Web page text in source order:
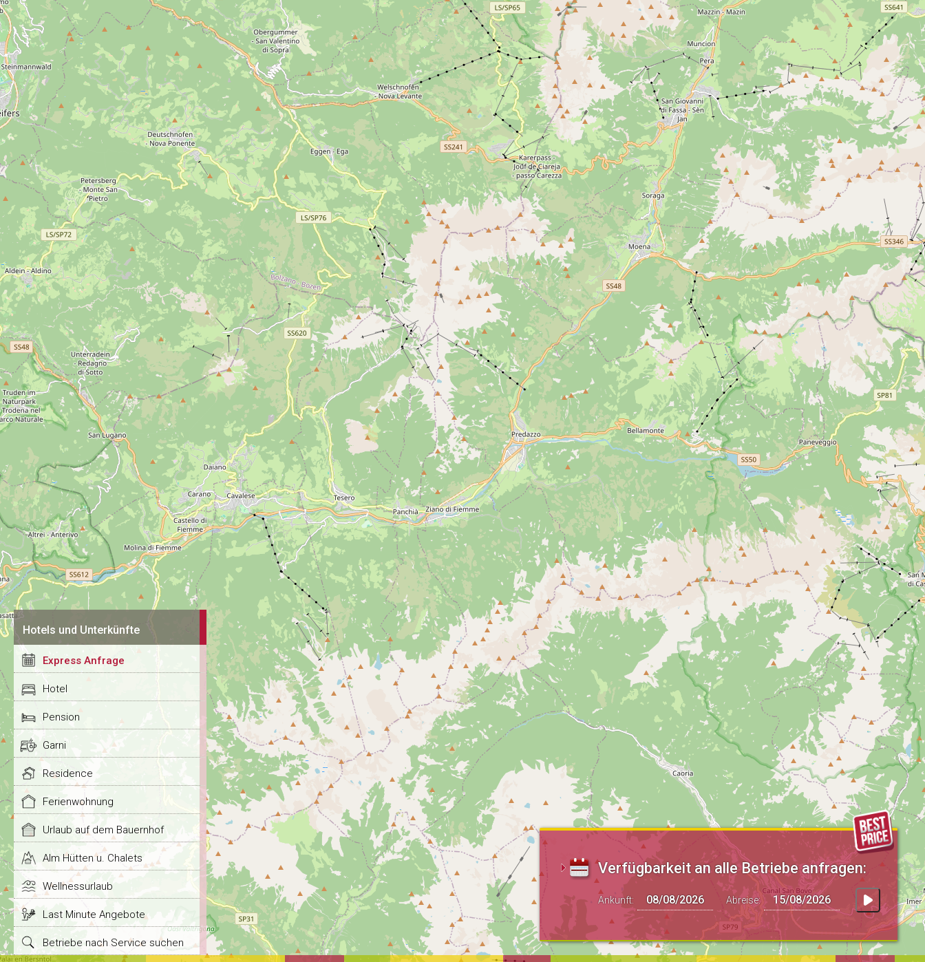
Hotels und Unterkünfte
Express Anfrage
Hotel
Pension
Garni
Residence
Ferienwohnung
Urlaub auf dem Bauernhof
Alm Hütten u. Chalets
Wellnessurlaub
Last Minute Angebote
Betriebe nach Service suchen
Verfügbarkeit an alle Betriebe anfragen:
Ankunft: Abreise: